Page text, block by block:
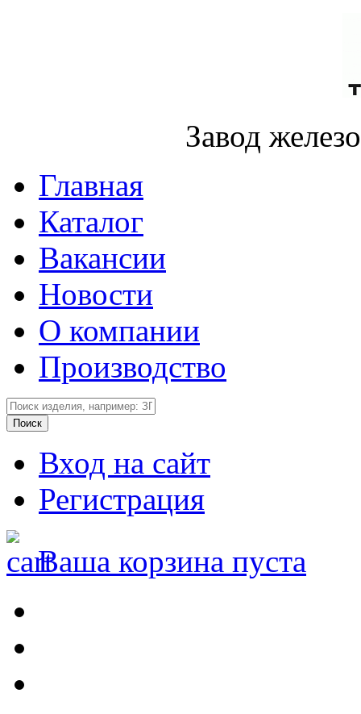
Завод
Главная
Каталог
Вакансии
Новости
О компании
Производство
Вход на сайт
Регистрация
Ваша корзина пуста